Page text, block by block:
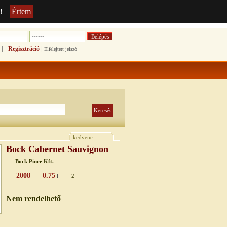
Értem
| Regisztráció | Elfelejtett jelszó
kedvenc
Bock Cabernet Sauvignon
Bock Pince Kft.
2008 0.75 l 2
Nem rendelhető